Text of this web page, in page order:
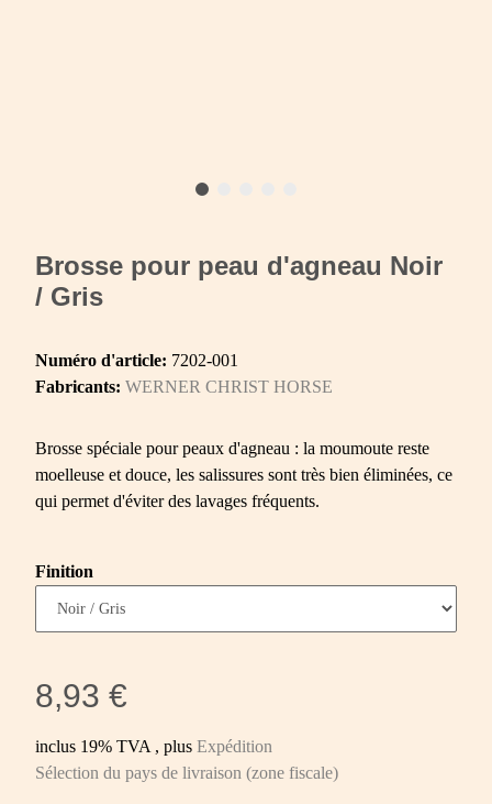
Brosse pour peau d'agneau Noir
/ Gris
Numéro d'article: 7202-001
Fabricants: WERNER CHRIST HORSE
Brosse spéciale pour peaux d'agneau : la moumoute reste
moelleuse et douce, les salissures sont très bien éliminées, ce
qui permet d'éviter des lavages fréquents.
Finition
8,93 €
inclus 19% TVA , plus Expédition
Sélection du pays de livraison (zone fiscale)